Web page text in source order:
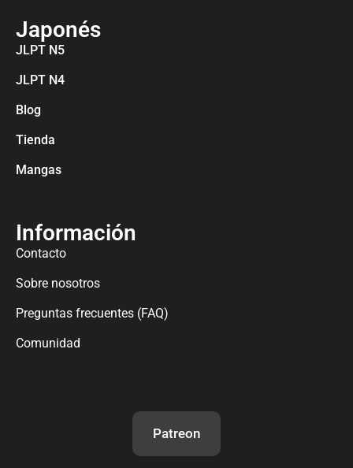
Japonés
JLPT N5
JLPT N4
Blog
Tienda
Mangas
Información
Contacto
Sobre nosotros
Preguntas frecuentes (FAQ)
Comunidad
Patreon